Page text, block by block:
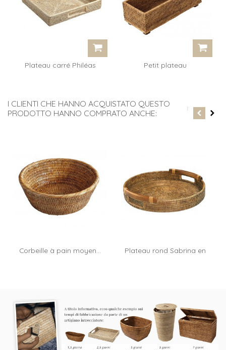
Plateau carré Philéas
Petit plateau
I CLIENTI CHE HANNO ACQUISTATO QUESTO
PRODOTTO HANNO COMPRATO ANCHE:
Corbeille à pain moyen...
Plateau rond Sabrina en